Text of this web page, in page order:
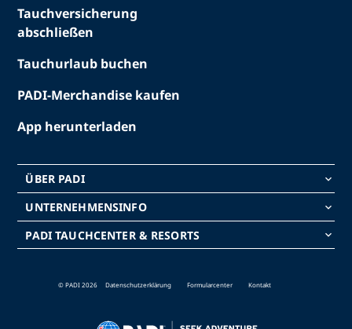
Tauchversicherung
abschließen
Tauchurlaub buchen
PADI-Merchandise kaufen
App herunterladen
ÜBER PADI keyboard_arrow_down
UNTERNEHMENSINFO keyboard_arrow_down
PADI TAUCHCENTER & RESORTS keyboard_arrow_down
© PADI 2026 Datenschutzerklärung Formularcenter Kontakt